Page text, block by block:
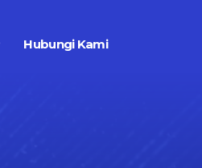
Hubungi Kami